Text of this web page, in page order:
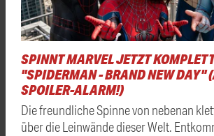
SPINNT MARVEL JETZT
"SPIDERMAN - BRAND NEW DAY"
SPOILER-ALARM!)
Die freundliche Spinne von nebenan
über die Leinwände dieser Welt.